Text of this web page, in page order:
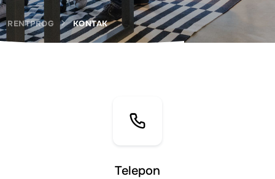
RENTPROG KONTAK
Telepon